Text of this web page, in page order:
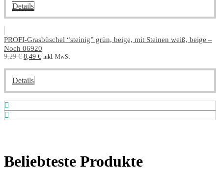
7,99 €
Details
PROFI-Grasbüschel “steinig” grün, beige, mit Steinen weiß, beige –
Noch 06920
9,29€ Ursprünglicher
war:
9,29 €
8,49 €Aktueller
ist:
inkl. MwSt
Details
Beliebteste Produkte